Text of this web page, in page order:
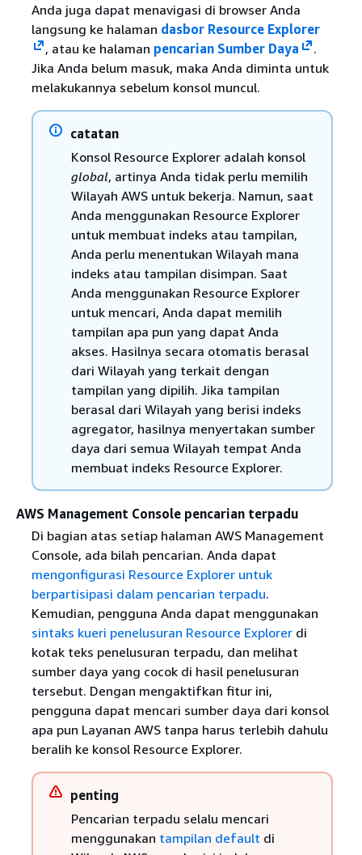
Anda juga dapat menavigasi di browser Anda
langsung ke halaman dasbor Resource Explorer
, atau ke halaman pencarian Sumber Daya
.
Jika Anda belum masuk, maka Anda diminta untuk
melakukannya sebelum konsol muncul.
catatan
Konsol Resource Explorer adalah konsol
global, artinya Anda tidak perlu memilih
Wilayah AWS untuk bekerja. Namun, saat
Anda menggunakan Resource Explorer
untuk membuat indeks atau tampilan,
Anda perlu menentukan Wilayah mana
indeks atau tampilan disimpan. Saat
Anda menggunakan Resource Explorer
untuk mencari, Anda dapat memilih
tampilan apa pun yang dapat Anda
akses. Hasilnya secara otomatis berasal
dari Wilayah yang terkait dengan
tampilan yang dipilih. Jika tampilan
berasal dari Wilayah yang berisi indeks
agregator, hasilnya menyertakan sumber
daya dari semua Wilayah tempat Anda
membuat indeks Resource Explorer.
AWS Management Console pencarian terpadu
Di bagian atas setiap halaman AWS Management
Console, ada bilah pencarian. Anda dapat
mengonfigurasi Resource Explorer untuk
berpartisipasi dalam pencarian terpadu.
Kemudian, pengguna Anda dapat menggunakan
sintaks kueri penelusuran Resource Explorerdi
kotak teks penelusuran terpadu, dan melihat
sumber daya yang cocok di hasil penelusuran
tersebut. Dengan mengaktifkan fitur ini,
pengguna dapat mencari sumber daya dari konsol
apa pun Layanan AWS tanpa harus terlebih dahulu
beralih ke konsol Resource Explorer.
penting
Pencarian terpadu selalu mencari
menggunakan tampilan default di